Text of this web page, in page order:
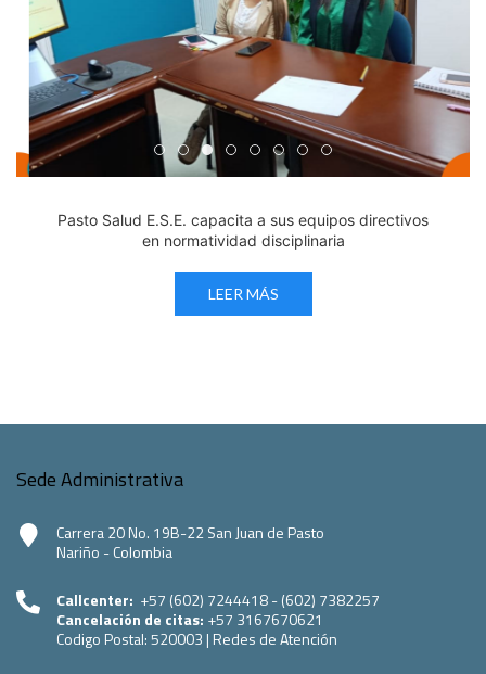
Edicto Emplazatorio a los Afiliados en el Régimen
Pasto Salud ESE lidera gestión institucional
Pasto Salud E.S.E. capacita a sus equipos
Último día para inscripciones en
Viceministro garantiza
Mil pesos que salvan vidas:
Cápsula 18-26 - Reporte
Cápsula 17-26 -
Pasto Salud E.S.E. capacita a sus equipos directivos
en normatividad disciplinaria
LEER MÁS
Sede Administrativa
Carrera 20 No. 19B-22 San Juan de Pasto
Nariño - Colombia
Callcenter: +57 (602) 7244418 - (602) 7382257
Cancelación de citas: +57 3167670621
Codigo Postal:520003 | Redes de Atención